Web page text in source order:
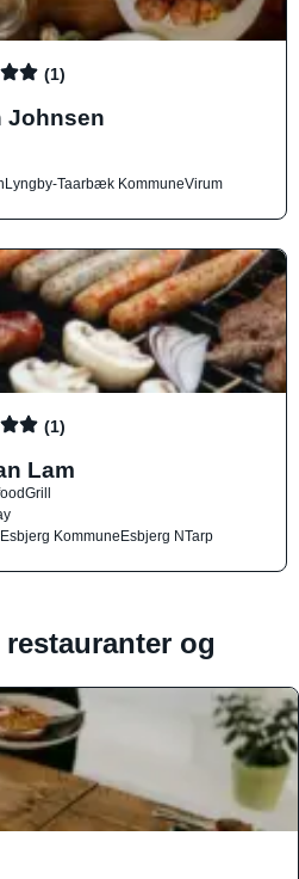
(1)
Johnsen
Lyngby-Taarbæk KommuneVirum
(1)
Lam
Grill
Esbjerg KommuneEsbjerg NTarp
og